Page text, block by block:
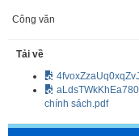
Công văn
Tải về
chính sách.pdf